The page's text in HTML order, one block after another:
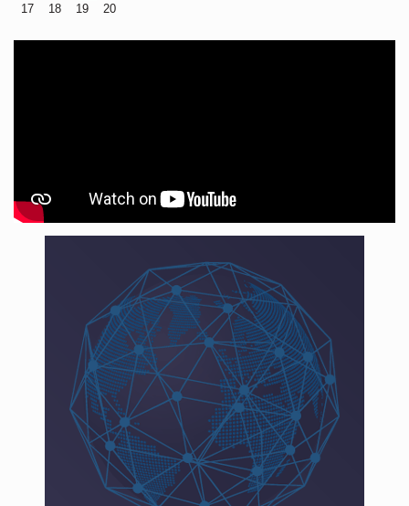
17
18 19 20